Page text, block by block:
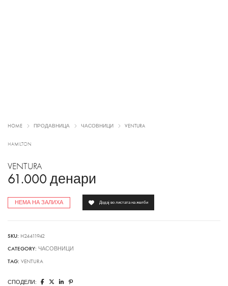
HOME ПРОДАВНИЦА ЧАСОВНИЦИ VENTURA
HAMILTON
VENTURA
61.000 денари
НЕМА НА ЗАЛИХА Додај во листата на желби
SKU: H24411942
CATEGORY: ЧАСОВНИЦИ
TAG: VENTURA
СПОДЕЛИ: